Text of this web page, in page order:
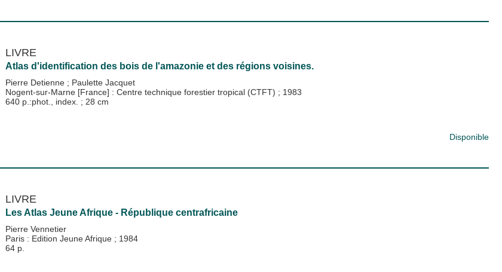
LIVRE
Atlas d'identification des bois de l'amazonie et des régions voisines.
Pierre Detienne ; Paulette Jacquet
Nogent-sur-Marne [France] : Centre technique forestier tropical (CTFT) ; 1983
640 p.:phot., index. ; 28 cm
Disponible
LIVRE
Les Atlas Jeune Afrique - République centrafricaine
Pierre Vennetier
Paris : Edition Jeune Afrique ; 1984
64 p.